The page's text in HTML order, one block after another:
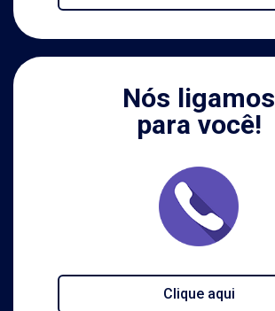
Nós ligamos
para você!
Clique aqui